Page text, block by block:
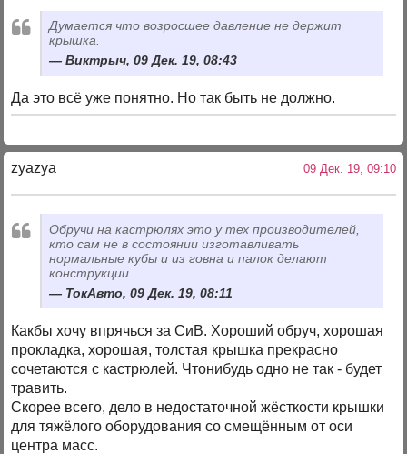
Думается что возросшее давление не держит
крышка.
Виктрыч, 09 Дек. 19, 08:43
Да это всё уже понятно. Но так быть не должно.
zyazya 09 Дек. 19, 09:10
Обручи на кастрюлях это у тех производителей,
кто сам не в состоянии изготавливать
нормальные кубы и из говна и палок делают
конструкции.
ТокАвто, 09 Дек. 19, 08:11
Какбы хочу впрячься за СиВ. Хороший обруч, хорошая
прокладка, хорошая, толстая крышка прекрасно
сочетаются с кастрюлей. Чтонибудь одно не так - будет
травить.
Скорее всего, дело в недостаточной жёсткости крышки
для тяжёлого оборудования со смещённым от оси
центра масс.